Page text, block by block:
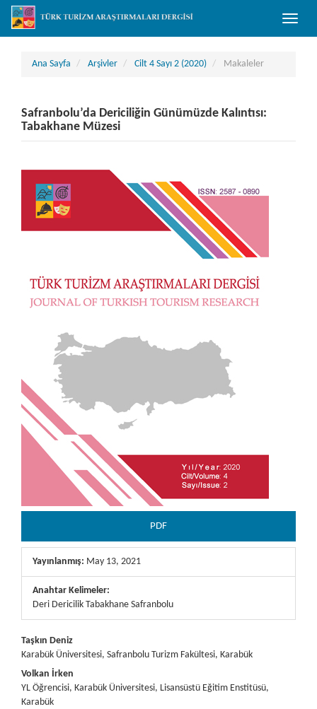
##plugins.themes.bootstrap3.accessible_menu.main_navigation##
##plugins.themes.bootstrap3.accessible_menu.main_content##
##plugins.themes.bootstrap3.accessible_menu.sidebar##
Toggle
Ana Sayfa Arşivler Cilt 4 Sayı 2 (2020) Makaleler
Safranbolu’da Dericiliğin Günümüzde Kalıntısı:
Tabakhane Müzesi
PDF
Yayınlanmış: May 13, 2021
Anahtar Kelimeler:
Deri Dericilik Tabakhane Safranbolu
##plugins.themes.bootstrap3.article.main##
Taşkın Deniz
Karabük Üniversitesi, Safranbolu Turizm Fakültesi, Karabük
Volkan İrken
YL Öğrencisi, Karabük Üniversitesi, Lisansüstü Eğitim Enstitüsü,
Karabük